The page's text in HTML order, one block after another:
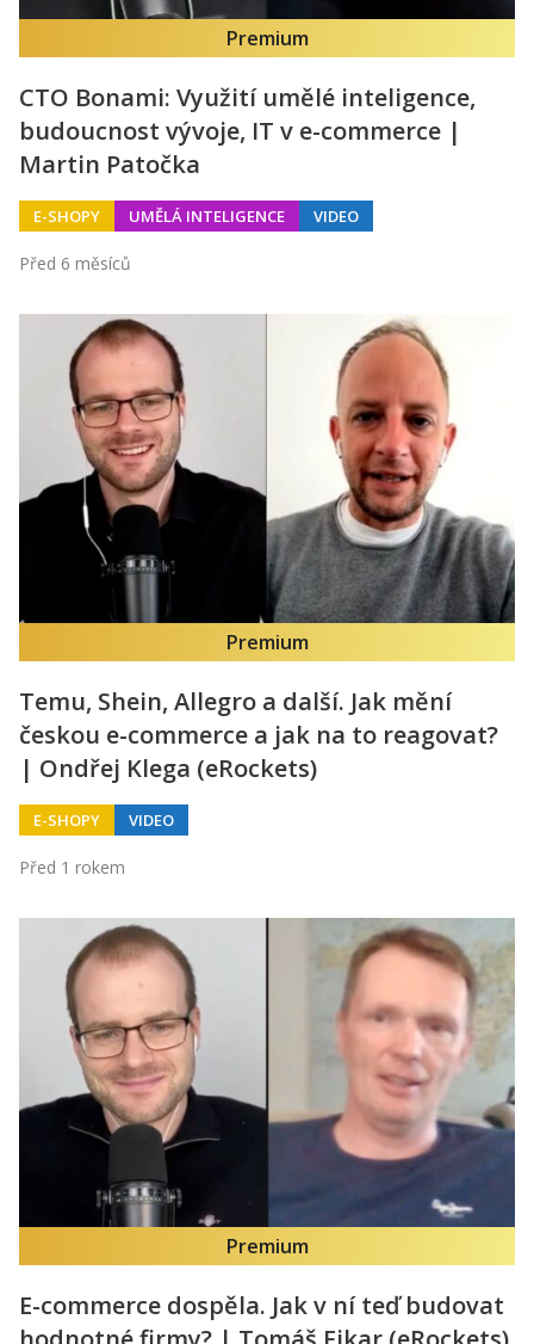
Premium
CTO Bonami: Využití umělé inteligence,
budoucnost vývoje, IT v e-commerce |
Martin Patočka
E-SHOPY UMĚLÁ INTELIGENCE VIDEO
Před 6 měsíců
Premium
Temu, Shein, Allegro a další. Jak mění
českou e-commerce a jak na to reagovat?
| Ondřej Klega (eRockets)
E-SHOPY VIDEO
Před 1 rokem
Premium
E-commerce dospěla. Jak v ní teď budovat